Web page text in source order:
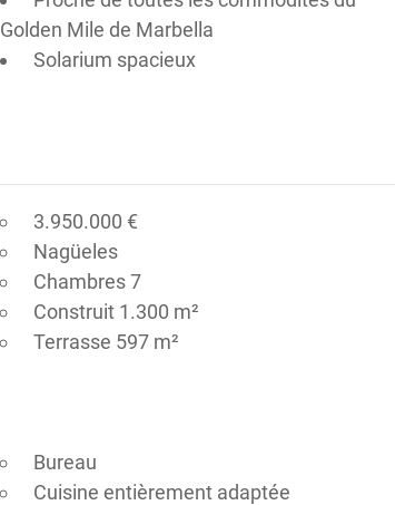
Golden Mile de Marbella
Solarium spacieux
3.950.000 €
Nagüeles
Chambres 7
Construit 1.300 m²
Terrasse 597 m²
Bureau
Cuisine entièrement adaptée